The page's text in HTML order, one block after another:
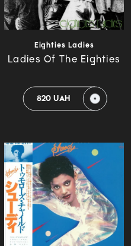
Eighties Ladies
Ladies Of The Eighties
820 UAH